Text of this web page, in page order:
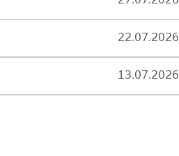
22.07.2026
13.07.2026